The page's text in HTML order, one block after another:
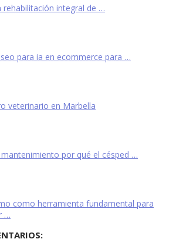
rehabilitación integral de …
para ia en ecommerce para …
veterinario en Marbella
mantenimiento por qué el césped …
como herramienta fundamental para
…